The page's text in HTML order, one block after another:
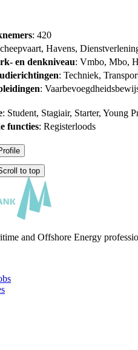
: 420
Havens,
en denkniveau: Vmbo, Mbo,
: Techniek,
:
: Student, Stagiair, Starter, Young
functies: Registerloods
to top
and Offshore Energy